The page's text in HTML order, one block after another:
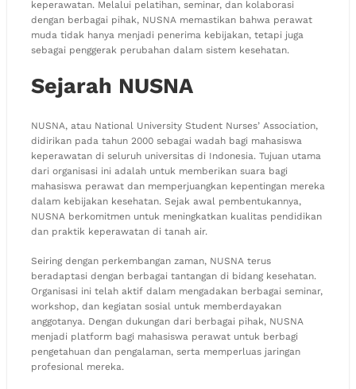
keperawatan. Melalui pelatihan, seminar, dan kolaborasi
dengan berbagai pihak, NUSNA memastikan bahwa perawat
muda tidak hanya menjadi penerima kebijakan, tetapi juga
sebagai penggerak perubahan dalam sistem kesehatan.
Sejarah NUSNA
NUSNA, atau National University Student Nurses’ Association,
didirikan pada tahun 2000 sebagai wadah bagi mahasiswa
keperawatan di seluruh universitas di Indonesia. Tujuan utama
dari organisasi ini adalah untuk memberikan suara bagi
mahasiswa perawat dan memperjuangkan kepentingan mereka
dalam kebijakan kesehatan. Sejak awal pembentukannya,
NUSNA berkomitmen untuk meningkatkan kualitas pendidikan
dan praktik keperawatan di tanah air.
Seiring dengan perkembangan zaman, NUSNA terus
beradaptasi dengan berbagai tantangan di bidang kesehatan.
Organisasi ini telah aktif dalam mengadakan berbagai seminar,
workshop, dan kegiatan sosial untuk memberdayakan
anggotanya. Dengan dukungan dari berbagai pihak, NUSNA
menjadi platform bagi mahasiswa perawat untuk berbagi
pengetahuan dan pengalaman, serta memperluas jaringan
profesional mereka.